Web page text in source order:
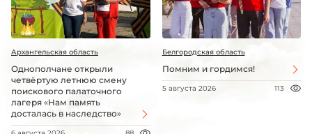
Архангельская область
Однополчане открыли
четвёртую летнюю смену
поискового палаточного
лагеря «Нам память
досталась в наследство»
Белгородская область
Помним и гордимся!
5 августа 2026 113